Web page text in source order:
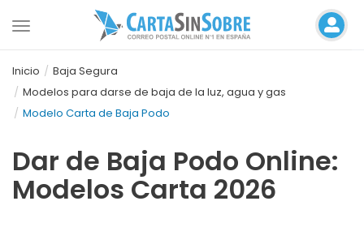
Toggle
Inicio
Baja Segura
Modelos para darse de baja de la luz, agua y gas
Modelo Carta de Baja Podo
Dar de Baja Podo Online:
Modelos Carta 2026